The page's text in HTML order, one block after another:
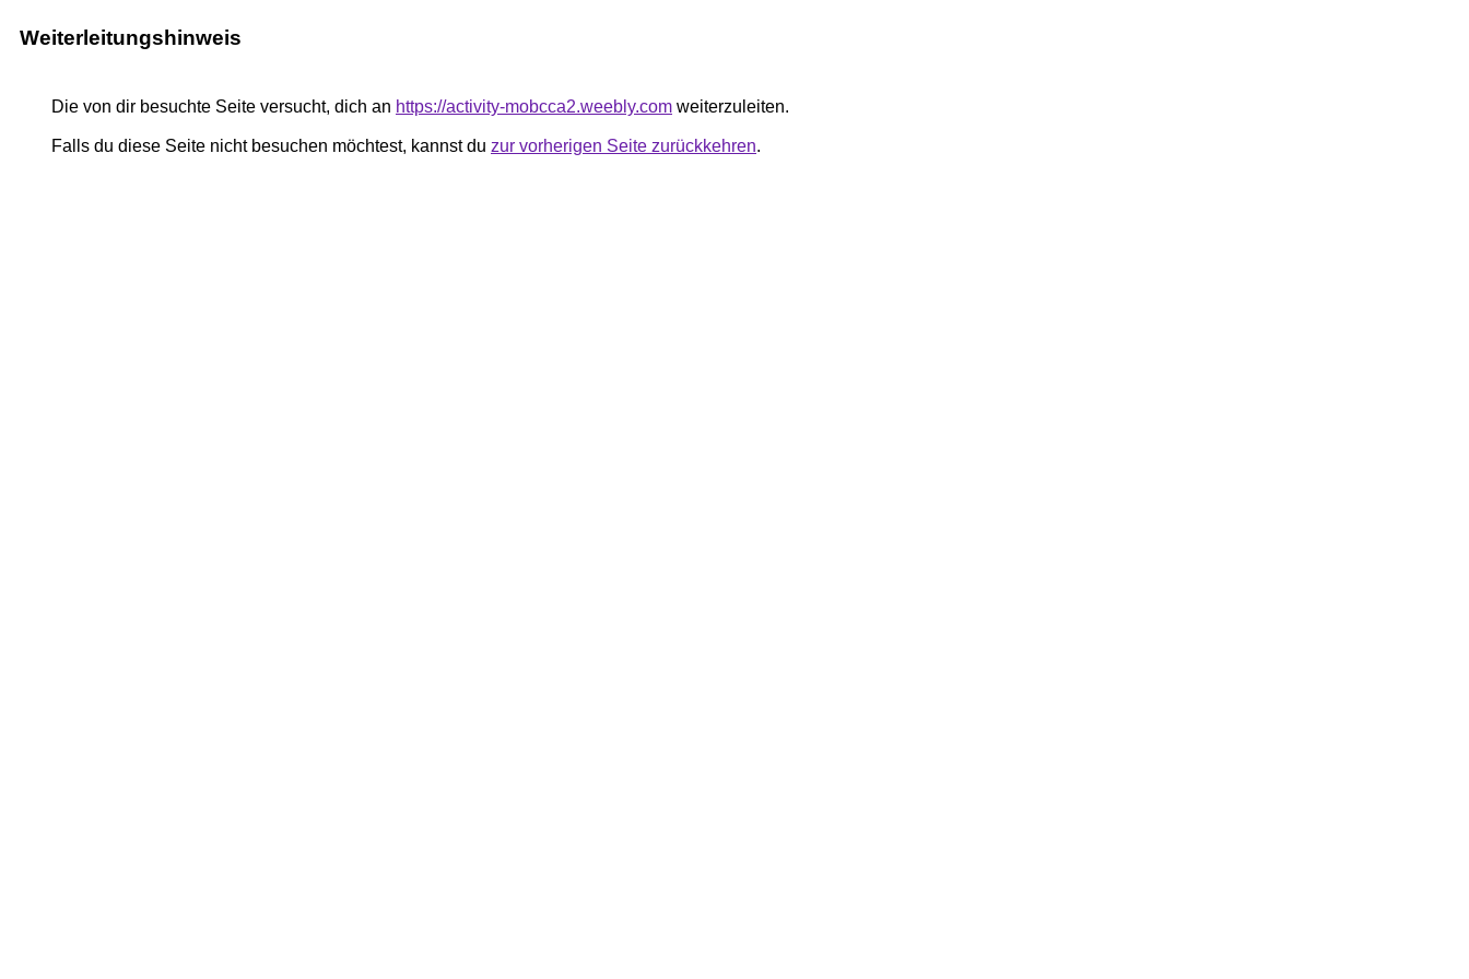
Weiterleitungshinweis
Die von dir besuchte Seite versucht, dich an https://activity-mobcca2.weebly.com weiterzuleiten.
Falls du diese Seite nicht besuchen möchtest, kannst du zur vorherigen Seite zurückkehren.